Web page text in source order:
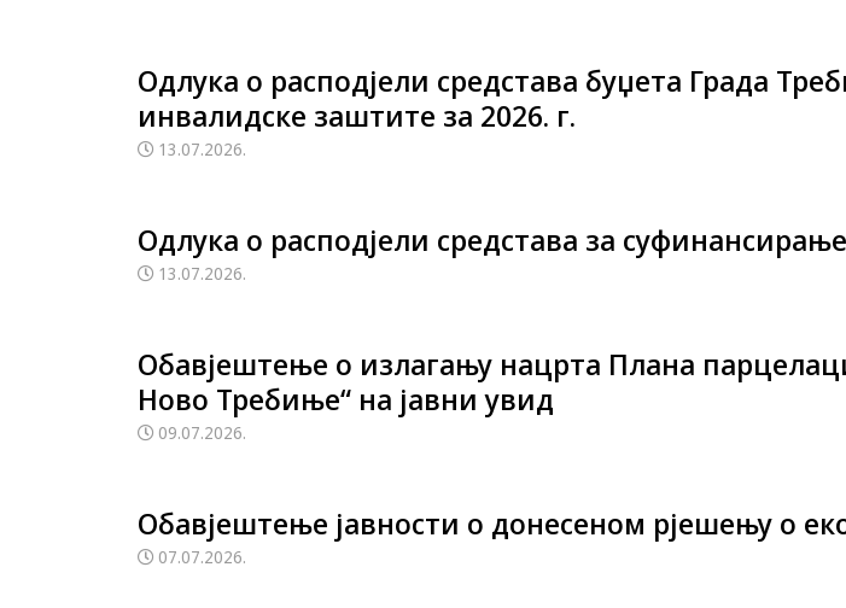
Oдлука о расподјели средстава буџета Града
инвалидске заштите за 2026. г.
13.07.2026.
Одлука о расподјели средстава за
13.07.2026.
Обавјештење о излагању нацрта Плана
Ново Требиње“ на јавни увид
09.07.2026.
Обавјештење јавности о донесеном рјешењу о
07.07.2026.